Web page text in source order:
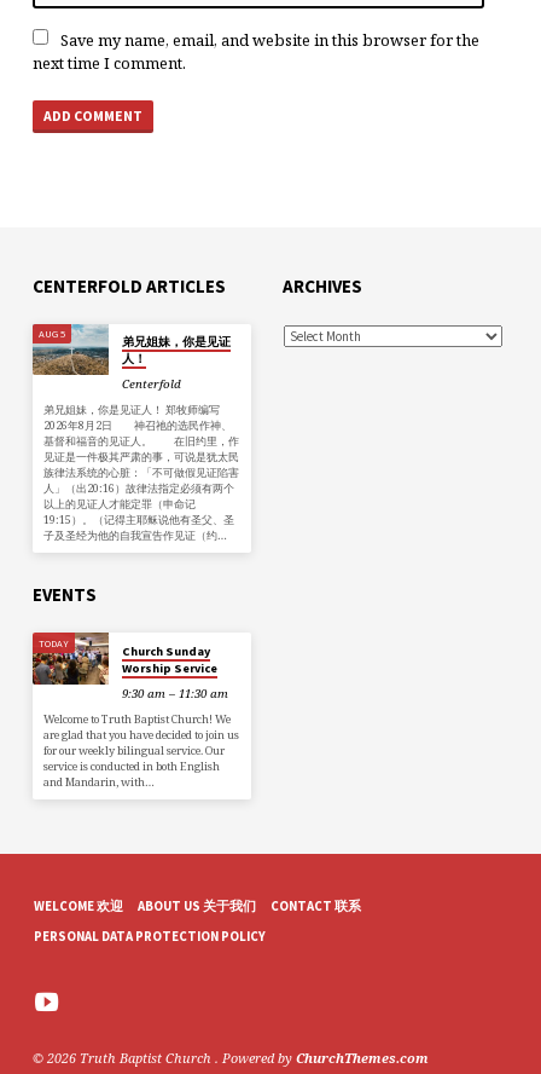
Save my name, email, and website in this browser for the
next time I comment.
CENTERFOLD ARTICLES
AUG 5
弟兄姐妹，你是见证
人！
Centerfold
弟兄姐妹，你是见证人！ 郑牧师编写
2026年8月2日 神召祂的选民作神、
基督和福音的见证人。 在旧约里，作
见证是一件极其严肃的事，可说是犹太民
族律法系统的心脏：「不可做假见证陷害
人」（出20:16）故律法指定必须有两个
以上的见证人才能定罪（申命记
19:15）。（记得主耶稣说他有圣父、圣
子及圣经为他的自我宣告作见证（约…
ARCHIVES
EVENTS
TODAY
Church Sunday
Worship Service
9:30 am – 11:30 am
Welcome to Truth Baptist Church! We
are glad that you have decided to join us
for our weekly bilingual service. Our
service is conducted in both English
and Mandarin, with…
WELCOME 欢迎 ABOUT US 关于我们
CONTACT 联系
PERSONAL DATA PROTECTION POLICY
© 2026 Truth Baptist Church . Powered by ChurchThemes.com